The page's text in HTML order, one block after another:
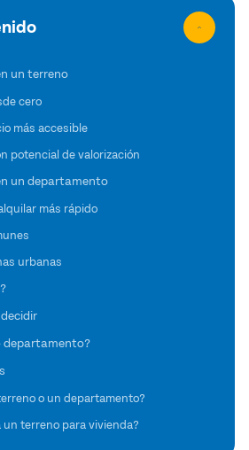
un terreno
cero
más accesible
potencial de valorización
un departamento
más rápido
urbanas
departamento?
o un departamento?
un terreno para vivienda?